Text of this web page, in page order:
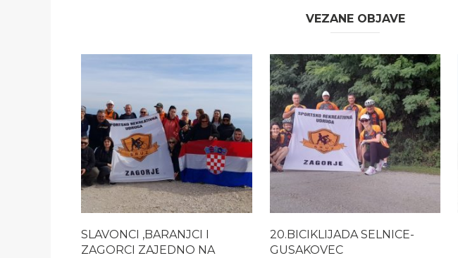
VEZANE OBJAVE
SLAVONCI ,BARANJCI I
ZAGORCI ZAJEDNO NA
20.BICIKLIJADA SELNICE-
GUSAKOVEC